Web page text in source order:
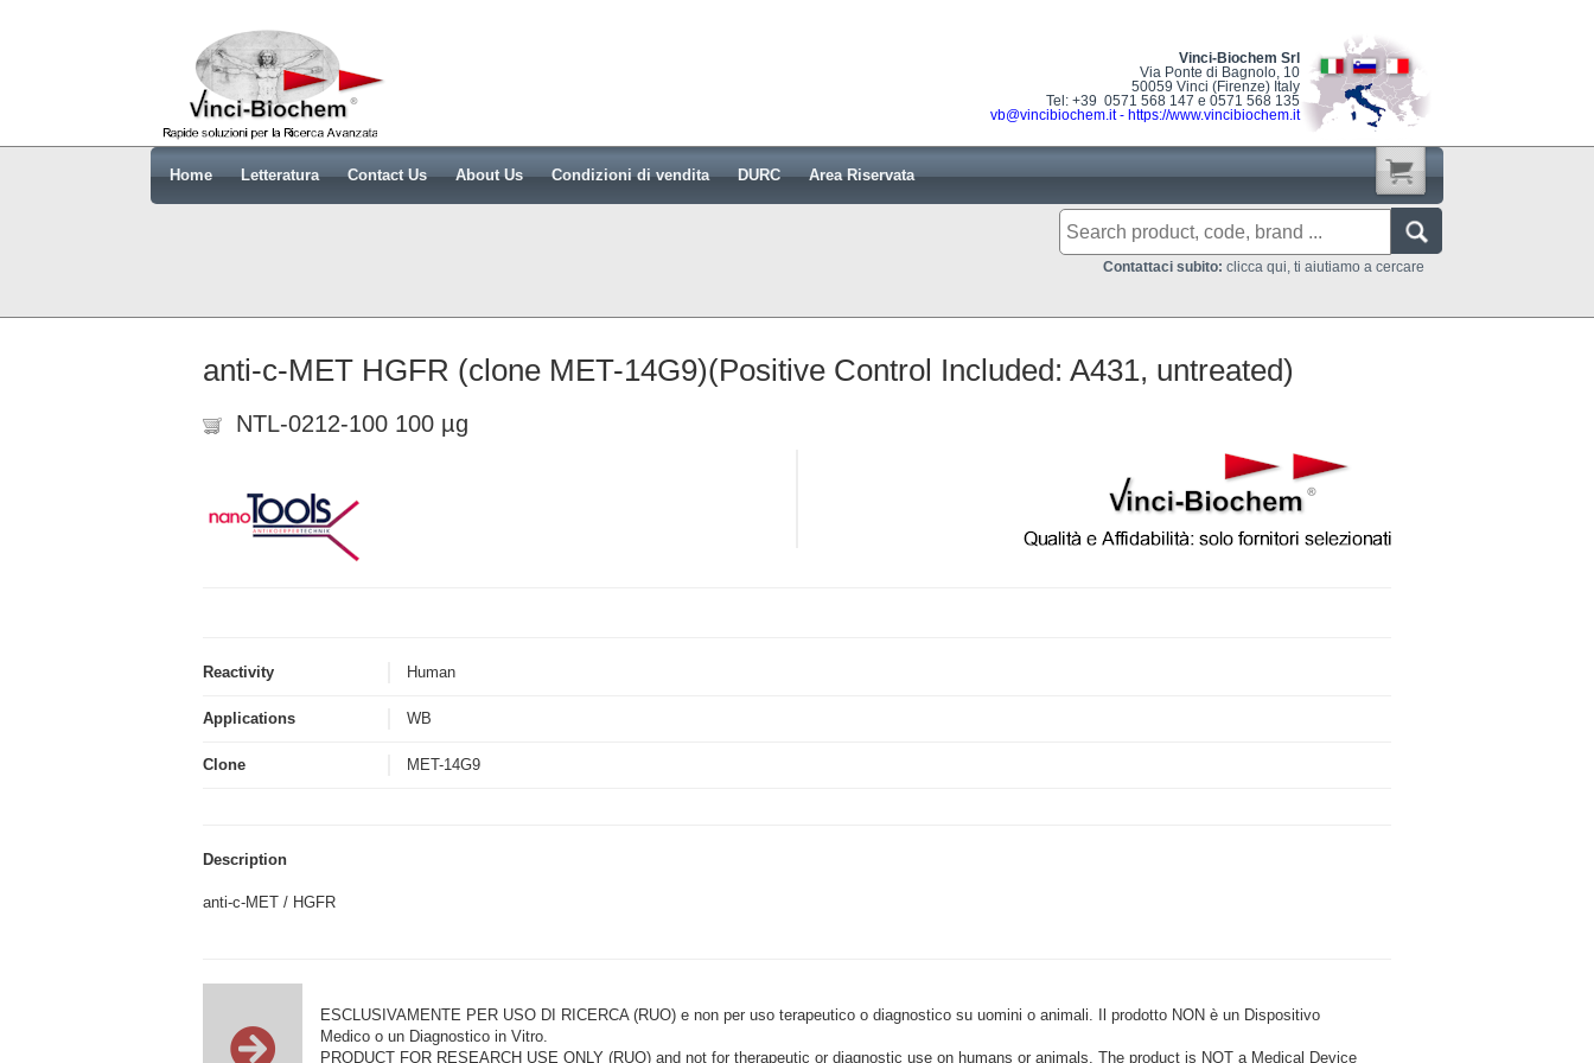
Vinci-Biochem Srl
Via Ponte di Bagnolo, 10
50059 Vinci (Firenze) Italy
Tel: +39 0571 568 147 e 0571 568 135
vb@vincibiochem.it- https://www.vincibiochem.it
Home Letteratura Contact Us About Us Condizioni di vendita DURC Area Riservata
Contattaci subito: clicca qui, ti aiutiamo a cercare
anti-c-MET HGFR (clone MET-14G9)(Positive Control Included: A431, untreated)
NTL-0212-100 100 µg
Reactivity Human
Applications WB
Clone MET-14G9
Description
anti-c-MET / HGFR
ESCLUSIVAMENTE PER USO DI RICERCA (RUO) e non per uso terapeutico o diagnostico su uomini o animali. Il prodotto NON è un Dispositivo
Medico o un Diagnostico in Vitro.
PRODUCT FOR RESEARCH USE ONLY (RUO) and not for therapeutic or diagnostic use on humans or animals. The product is NOT a Medical Device